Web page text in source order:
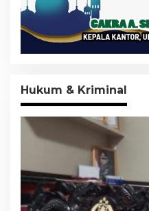
Hukum & Kriminal